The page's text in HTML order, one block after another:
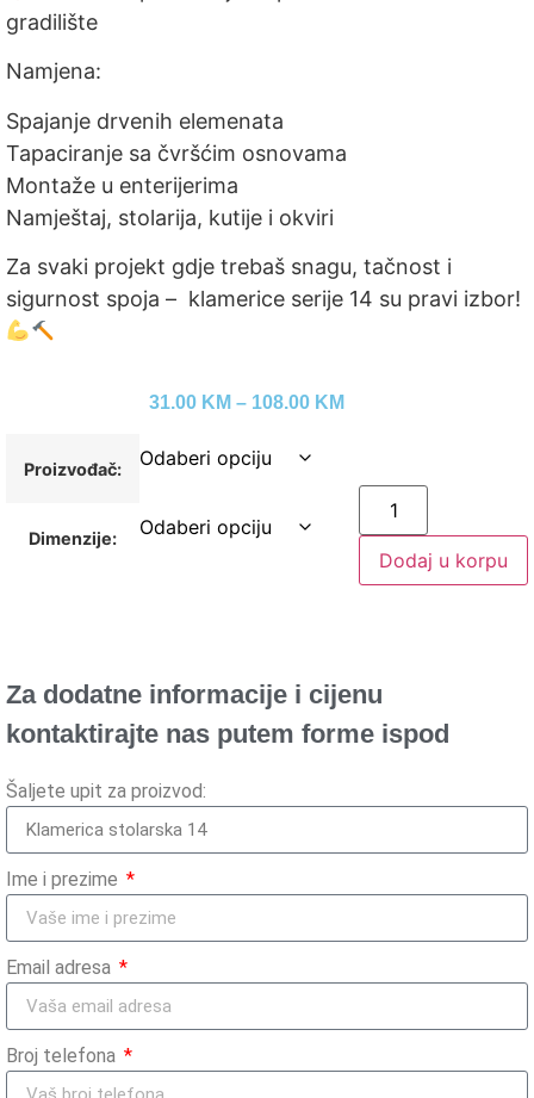
gradilište
Namjena:
Spajanje drvenih elemenata
Tapaciranje sa čvršćim osnovama
Montaže u enterijerima
Namještaj, stolarija, kutije i okviri
Za svaki projekt gdje trebaš snagu, tačnost i
sigurnost spoja – klamerice serije 14 su pravi izbor!
31.00 KM – 108.00 KM
Proizvođač:
Dimenzije:
Dodaj u korpu
Za dodatne informacije i cijenu
kontaktirajte nas putem forme ispod
Šaljete upit za proizvod:
Ime i prezime
Email adresa
Broj telefona